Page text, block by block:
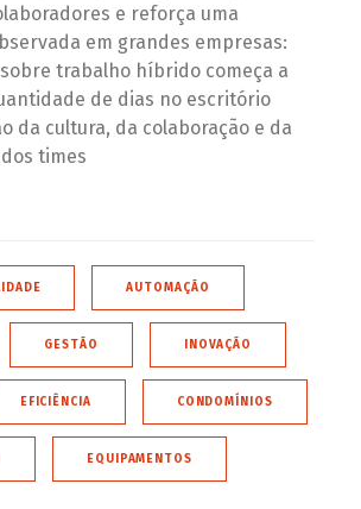
e reforça uma
em grandes empresas:
trabalho híbrido começa a
de dias no escritório
da cultura, da colaboração e da
times
AUTOMAÇÃO
GESTÃO INOVAÇÃO
EFICIÊNCIA CONDOMÍNIOS
EQUIPAMENTOS